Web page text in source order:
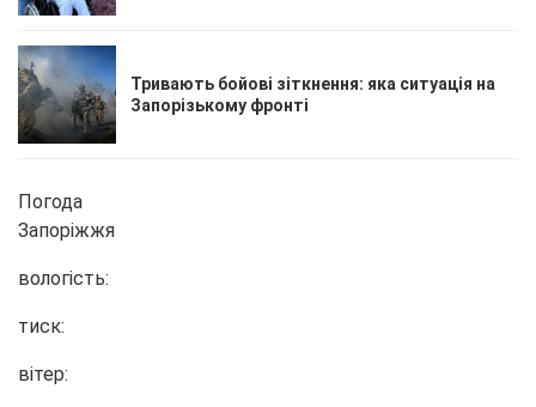
Тривають бойові зіткнення: яка ситуація на
Запорізькому фронті
Погода
Запоріжжя
вологість:
тиск:
вітер: